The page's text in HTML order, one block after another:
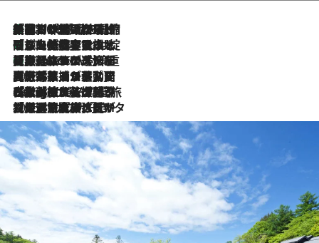
2026.8.6
「荷物が増えるほど旅ストレスは増す」美容ジャーナリストがたどり着いた最終結論。“化粧品を劇的に減らす”感動の凝縮美容とは
2026.8.6
「旅先には金髪ウィッグを持参」日本と同じメイクでは損してる!? 美容ジャーナリストが提案する“掟破りの旅美容”とは
2026.8.6
【厳選旅コスメ】「身軽さ＆UV対策重視！」ヘアアーティストshucoが選んだ夏旅ベストコスメを発表【Mサイズジップ】
2026.8.5
【厳選旅コスメ】国内をあちこち移動する河井菜摘が選んだ夏旅ベストコスメ発表！「リラックスアイテムはマスト」【Mサイズジップ】
2026.8.4
【厳選旅コスメ】「紫外線＆乾燥対策しながらメイク感も！」ヘア＆メイクGeorgeが選んだ夏旅ベストコスメを発表！【Mサイズジップ】
2026.8.3
【厳選旅コスメ】「保湿もタイパ重視！」“サウナ好き”タレント清水みさとが愛用する夏旅ベストコスメを発表！【Mサイズジップ】